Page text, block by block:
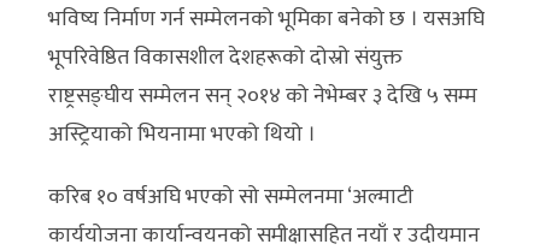
भविष्य निर्माण गर्न सम्मेलनको भूमिका बनेको छ । यसअघि
भूपरिवेष्ठित विकासशील देशहरूको दोस्रो संयुक्त
राष्ट्रसङ्घीय सम्मेलन सन् २०१४ को नेभेम्बर ३ देखि ५ सम्म
अस्ट्रियाको भियनामा भएको थियो ।
करिब १० वर्षअघि भएको सो सम्मेलनमा ‘अल्माटी
कार्ययोजना कार्यान्वयनको समीक्षासहित नयाँ र उदीयमान